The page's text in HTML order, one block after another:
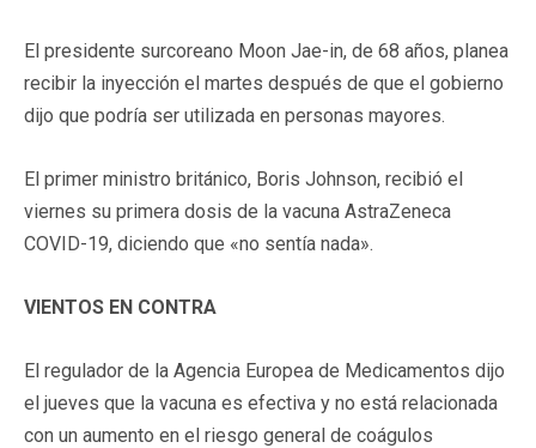
El presidente surcoreano Moon Jae-in, de 68 años, planea
recibir la inyección el martes después de que el gobierno
dijo que podría ser utilizada en personas mayores.
El primer ministro británico, Boris Johnson, recibió el
viernes su primera dosis de la vacuna AstraZeneca
COVID-19, diciendo que «no sentía nada».
VIENTOS EN CONTRA
El regulador de la Agencia Europea de Medicamentos dijo
el jueves que la vacuna es efectiva y no está relacionada
con un aumento en el riesgo general de coágulos